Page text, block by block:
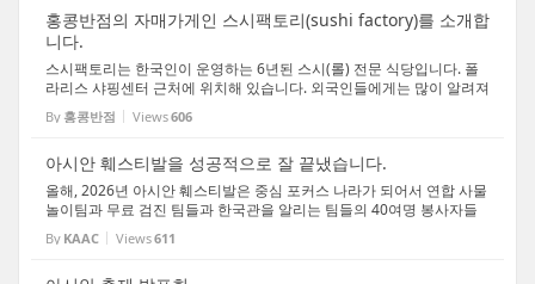
홍콩반점의 자매가게인 스시팩토리(sushi factory)를 소개합
니다.
스시팩토리는 한국인이 운영하는 6년된 스시(롤) 전문 식당입니다. 폴
라리스 샤핑센터 근처에 위치해 있습니다. 외국인들에게는 많이 알려져
있지만 한국분들에게는 생소한 것 같아서 소개를 드리고자 합니다. 우
선 스시팩토리는 넓지만 코지한 분위기이고, 접...
By 홍콩반점 Views606
아시안 훼스티발을 성공적으로 잘 끝냈습니다.
올해, 2026년 아시안 훼스티발은 중심 포커스 나라가 되어서 연합 사물
놀이팀과 무료 검진 팀들과 한국관을 알리는 팀들의 40여명 봉사자들
이 매주 모여서 기획하고 연습도하고 준비를 하였습니다. 특별히 봉사
를 하려고 거리가 멀어서 아예 호텔에서 숙식하신...
By KAAC Views611